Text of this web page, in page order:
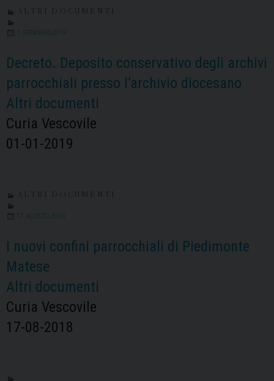
1 GENNAIO 2019
Decreto. Deposito conservativo degli archivi
parrocchiali presso l’archivio diocesano
Altri documenti
Curia Vescovile
01-01-2019
17 AGOSTO 2018
I nuovi confini parrocchiali di Piedimonte
Matese
Altri documenti
Curia Vescovile
17-08-2018